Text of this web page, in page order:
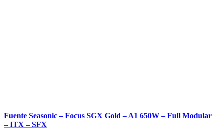
Fuente Seasonic – Focus SGX Gold – A1 650W – Full Modular
– ITX – SFX